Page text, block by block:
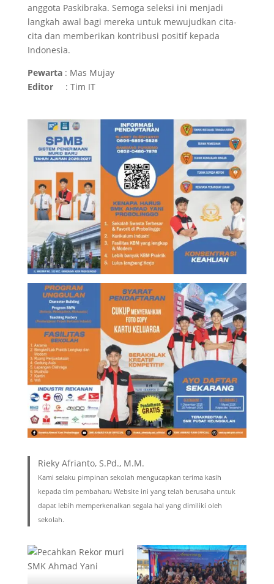
anggota Paskibraka. Semoga seleksi ini menjadi
langkah awal bagi mereka untuk mewujudkan cita-
cita dan memberikan kontribusi positif kepada
Indonesia.
Pewarta: Mas Mujay
Editor : Tim IT
Rieky Afrianto, S.Pd., M.M.
Kami selaku pimpinan sekolah mengucapkan terima kasih
kepada tim pembaharu Website ini yang telah berusaha untuk
dapat lebih memperkenalkan segala hal yang dimiliki oleh
sekolah.